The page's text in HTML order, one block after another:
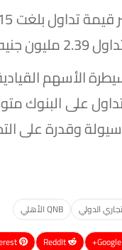
0.27%.
الأسهم
على البنوك
وقدرة على
الدولي QNB الأهلي
Google+
ReddIt
Pinterest